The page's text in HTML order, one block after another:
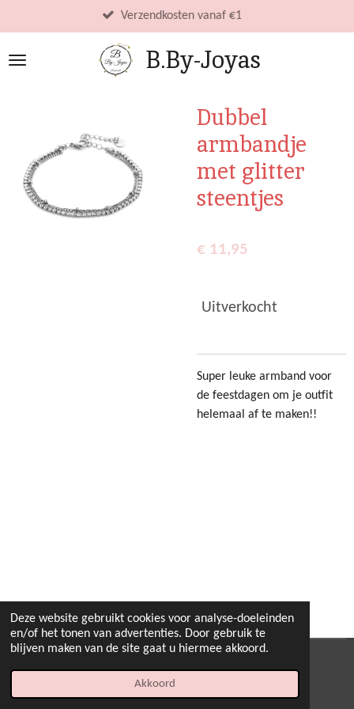
Deze website gebruikt cookies voor analyse-doeleinden
en/of het tonen van advertenties. Door gebruik te
blijven maken van de site gaat u hiermee akkoord.
Akkoord
direct
naar
B.By-Joyas
Verzendkosten vanaf €1
Dubbel
armbandje
met glitter
steentjes
€ 11,95
Uitverkocht
Super leuke armband voor
de feestdagen om je outfit
helemaal af te maken!!